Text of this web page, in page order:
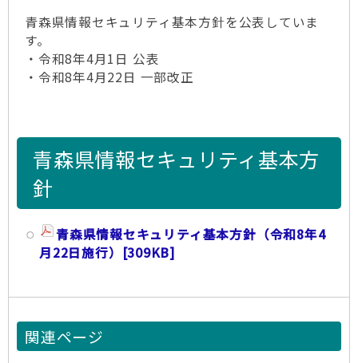
青森県情報セキュリティ基本方針を公表していま
す。
・令和8年4月1日 公表
・令和8年4月22日 一部改正
青森県情報セキュリティ基本方
針
青森県情報セキュリティ基本方針（令和8年4
月22日施行） [309KB]
関連ページ